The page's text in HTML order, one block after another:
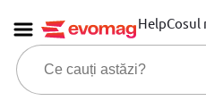
HelpCosul